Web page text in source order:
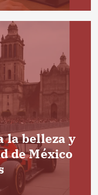
la belleza y
de México